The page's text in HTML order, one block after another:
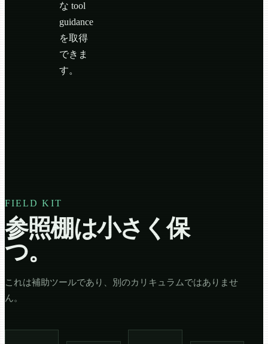
な tool
guidance
を取得
できま
す。
FIELD KIT
参照棚は小さく保
つ。
これは補助ツールであり、別のカリキュラムではありませ
ん。